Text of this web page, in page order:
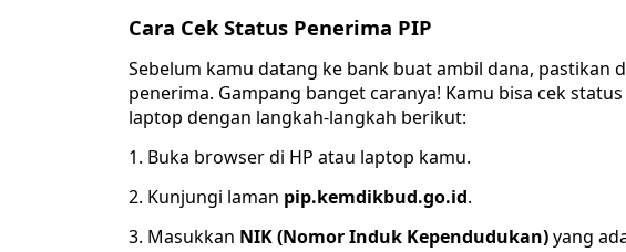
Cara Cek Status Penerima PIP
Sebelum kamu datang ke bank buat ambil dana, pastikan
penerima. Gampang banget caranya! Kamu bisa cek
laptop dengan langkah-langkah berikut:
1. Buka browser di HP atau laptop kamu.
2. Kunjungi laman pip.kemdikbud.go.id.
3. Masukkan NIK (Nomor Induk Kependudukan)yang